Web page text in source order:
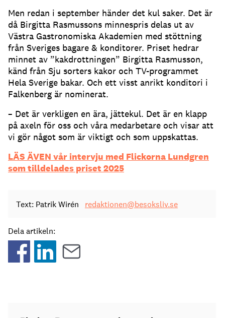
Men redan i september händer det kul saker. Det är
då Birgitta Rasmussons minnespris delas ut av
Västra Gastronomiska Akademien med stöttning
från Sveriges bagare & konditorer. Priset hedrar
minnet av ”kakdrottningen” Birgitta Rasmusson,
känd från Sju sorters kakor och TV-programmet
Hela Sverige bakar. Och ett visst anrikt konditori i
Falkenberg är nominerat.
– Det är verkligen en ära, jättekul. Det är en klapp
på axeln för oss och våra medarbetare och visar att
vi gör något som är viktigt och som uppskattas.
LÄS ÄVEN vår intervju med Flickorna Lundgren
som tilldelades priset 2025
Text: Patrik Wirén redaktionen@besoksliv.se
Dela artikeln: